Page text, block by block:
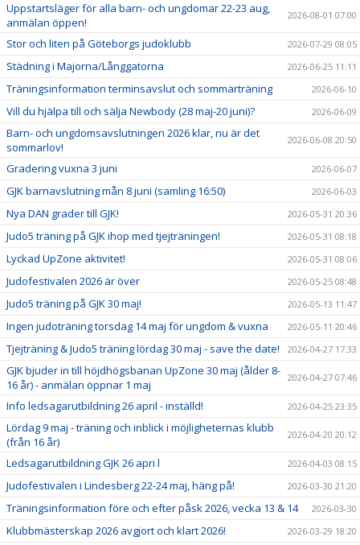
Uppstartsläger för alla barn- och ungdomar 22-23 aug,
anmälan öppen!
2026-08-01 07:00
Stor och liten på Göteborgs judoklubb 2026-07-29 08:05
Städning i Majorna/Långgatorna 2026-06-25 11:11
Träningsinformation terminsavslut och sommarträning 2026-06-10
Vill du hjälpa till och sälja Newbody (28 maj-20 juni)? 2026-06-09
Barn- och ungdomsavslutningen 2026 klar, nu är det
sommarlov!
2026-06-08 20:50
Gradering vuxna 3 juni 2026-06-07
GJK barnavslutning mån 8 juni (samling 16:50) 2026-06-03
Nya DAN grader till GJK! 2026-05-31 20:36
Judo5 träning på GJK ihop med tjejträningen! 2026-05-31 08:18
Lyckad UpZone aktivitet! 2026-05-31 08:06
Judofestivalen 2026 är över 2026-05-25 08:48
Judo5 träning på GJK 30 maj! 2026-05-13 11:47
Ingen judoträning torsdag 14 maj för ungdom & vuxna 2026-05-11 20:46
Tjejträning & Judo5 träning lördag 30 maj - save the date! 2026-04-27 17:33
GJK bjuder in till höjdhögsbanan UpZone 30 maj (ålder 8-
16 år) - anmälan öppnar 1 maj
2026-04-27 07:46
Info ledsagarutbildning 26 april - inställd! 2026-04-25 23:35
Lördag 9 maj - träning och inblick i möjligheternas klubb
(från 16 år)
2026-04-20 20:12
Ledsagarutbildning GJK 26 apri l 2026-04-03 08:15
Judofestivalen i Lindesberg 22-24 maj, häng på! 2026-03-30 21:20
Träningsinformation före och efter påsk 2026, vecka 13 & 14 2026-03-30
Klubbmästerskap 2026 avgjort och klart 2026! 2026-03-29 18:20